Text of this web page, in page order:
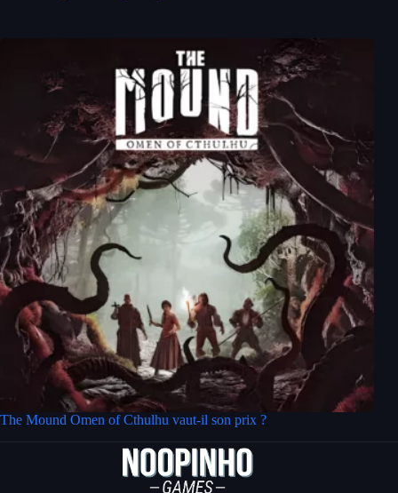
The Mound Omen of Cthulhu vaut-il son prix ?